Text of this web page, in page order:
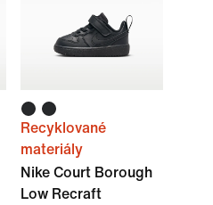
Recyklované
materiály
Nike Court Borough
Low Recraft